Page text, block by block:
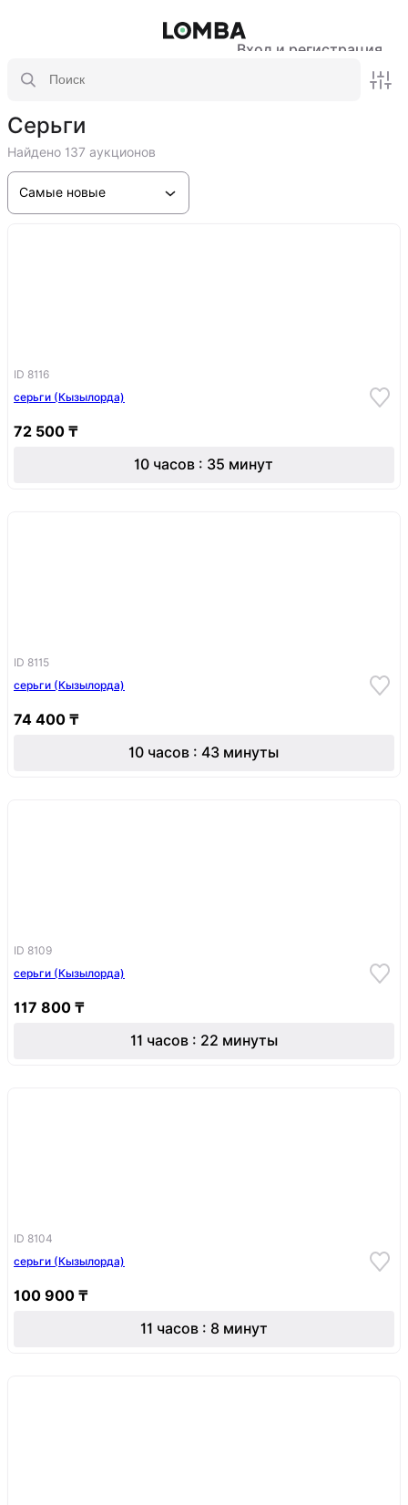
Вход и регистрация
Серьги
Найдено 137 аукционов
Самые новые
ID 8116
серьги (Кызылорда)
72 500 ₸
10 часов : 35 минут
ID 8115
серьги (Кызылорда)
74 400 ₸
10 часов : 43 минуты
ID 8109
серьги (Кызылорда)
117 800 ₸
11 часов : 22 минуты
ID 8104
серьги (Кызылорда)
100 900 ₸
11 часов : 8 минут